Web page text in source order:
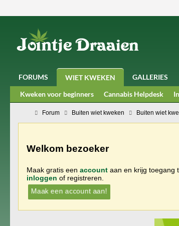
FORUMS WIET KWEKEN GALLERIES
Kweken voor beginners
Cannabis Helpdesk
Forum Buiten wiet kweken Buiten wiet
Welkom bezoeker
Maak gratis een account aan en krijg toegang
inloggen of registreren.
Maak een account aan!